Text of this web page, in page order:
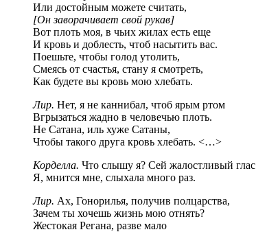
Или достойным можете считать,
[Он заворачивает свой рукав]
Вот плоть моя, в чьих жилах есть еще
И кровь и доблесть, чтоб насытить вас.
Поешьте, чтобы голод утолить,
Смеясь от счастья, стану я смотреть,
Как будете вы кровь мою хлебать.
Лир. Нет, я не каннибал, чтоб ярым ртом
Вгрызаться жадно в человечью плоть.
Не Сатана, иль хуже Сатаны,
Чтобы такого друга кровь хлебать. <…>
Корделла. Что слышу я? Сей жалостливый глас
Я, мнится мне, слыхала много раз.
Лир. Ах, Гонорилья, получив полцарства,
Зачем ты хочешь жизнь мою отнять?
Жестокая Регана, разве мало